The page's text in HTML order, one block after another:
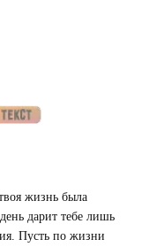
жизнь была
дарит тебе лишь
Пусть по жизни